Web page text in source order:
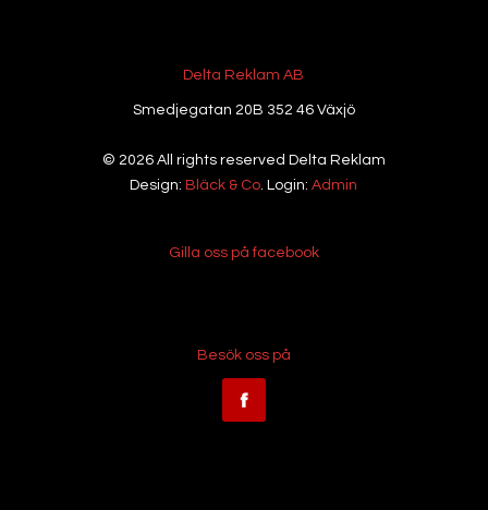
Delta Reklam AB
Smedjegatan 20B 352 46 Växjö
© 2026 All rights reserved Delta Reklam
Design: Bläck & Co. Login:Admin
Gilla oss på facebook
Besök oss på